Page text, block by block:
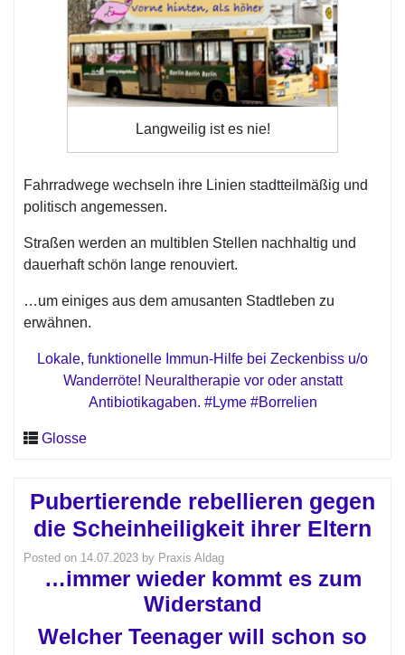
Langweilig ist es nie!
Fahrradwege wechseln ihre Linien stadtteilmäßig und
politisch angemessen.
Straßen werden an multiblen Stellen nachhaltig und
dauerhaft schön lange renouviert.
…um einiges aus dem amusanten Stadtleben zu
erwähnen.
Lokale, funktionelle Immun-Hilfe bei Zeckenbiss u/o
Wanderröte! Neuraltherapie vor oder anstatt
Antibiotikagaben. #Lyme #Borrelien
Glosse
Pubertierende rebellieren gegen
die Scheinheiligkeit ihrer Eltern
Posted on 14.07.2023 by Praxis Aldag
…immer wieder kommt es zum
Widerstand
Welcher Teenager will schon so